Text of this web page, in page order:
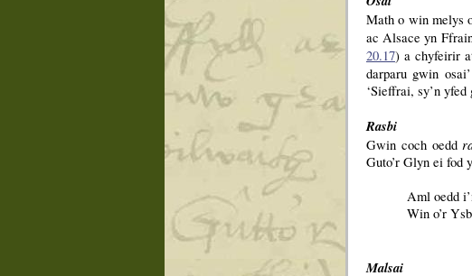
Math o win melys
ac Alsace yn
20.17) a chyfeirir
darparu gwin
‘Sieffrai, sy’n
Rasbi
Gwin coch oedd
Guto’r Glyn ei fod
Aml oedd
Win o’r
Malsai